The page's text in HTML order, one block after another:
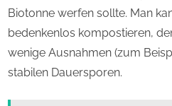
Biotonne werfen sollte. Man
bedenkenlos kompostieren,
wenige Ausnahmen (zum
stabilen Dauersporen.